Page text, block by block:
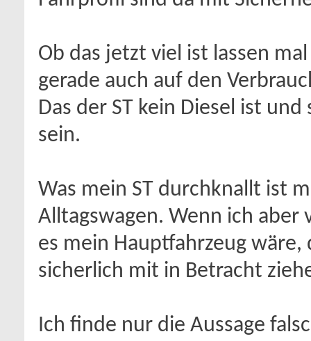
Ob das jetzt viel ist lassen
gerade auch auf den
Das der ST kein Diesel ist
sein.
Was mein ST durchknallt ist
Alltagswagen. Wenn ich
es mein Hauptfahrzeug
sicherlich mit in Betracht
Ich finde nur die Aussage